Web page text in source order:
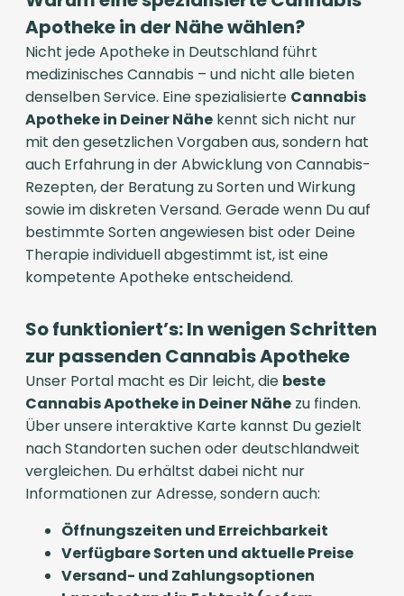
Apotheke in der Nähe wählen?
Nicht jede Apotheke in Deutschland führt
medizinisches Cannabis – und nicht alle bieten
denselben Service. Eine spezialisierte Cannabis
Apotheke in Deiner Nähe kennt sich nicht nur
mit den gesetzlichen Vorgaben aus, sondern hat
auch Erfahrung in der Abwicklung von Cannabis-
Rezepten, der Beratung zu Sorten und Wirkung
sowie im diskreten Versand. Gerade wenn Du auf
bestimmte Sorten angewiesen bist oder Deine
Therapie individuell abgestimmt ist, ist eine
kompetente Apotheke entscheidend.
So funktioniert’s: In wenigen Schritten
zur passenden Cannabis Apotheke
Unser Portal macht es Dir leicht, die beste
Cannabis Apotheke in Deiner Nähe zu finden.
Über unsere interaktive Karte kannst Du gezielt
nach Standorten suchen oder deutschlandweit
vergleichen. Du erhältst dabei nicht nur
Informationen zur Adresse, sondern auch:
Öffnungszeiten und Erreichbarkeit
Verfügbare Sorten und aktuelle Preise
Versand- und Zahlungsoptionen